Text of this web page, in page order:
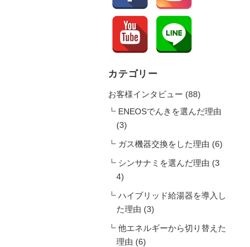
カテゴリー
お客様インタビュー (88)
ENEOSでんきを選んだ理由
(3)
ガス機器交換をした理由 (6)
シンサナミを選んだ理由 (3
4)
ハイブリッド給湯器を導入し
た理由 (3)
他エネルギーから切り替えた
理由 (6)